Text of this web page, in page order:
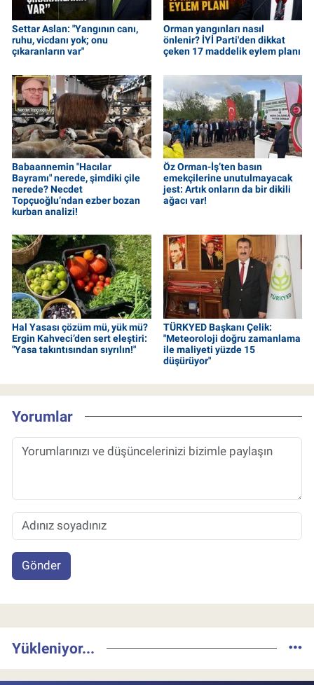
Settar Aslan: "Yangının canı,
ruhu, vicdanı yok; onu
çıkaranların var"
Orman yangınları nasıl
önlenir? İYİ Parti'den dikkat
çeken 17 maddelik eylem planı
Babaannemin "Hacılar
Bayramı" nerede, şimdiki çile
nerede? Necdet
Topçuoğlu’ndan ezber bozan
kurban analizi!
Öz Orman-İş’ten basın
emekçilerine unutulmayacak
jest: Artık onların da bir dikili
ağacı var!
Hal Yasası çözüm mü, yük mü?
Ergin Kahveci’den sert eleştiri:
"Yasa takıntısından sıyrılın!"
TÜRKYED Başkanı Çelik:
"Meteoroloji doğru zamanlama
ile maliyeti yüzde 15
düşürüyor"
Yorumlar
Gönder
Yükleniyor...